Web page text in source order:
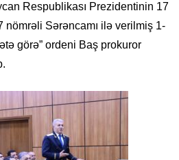
Respublikası Prezidentinin 17
nömrəli Sərəncamı ilə verilmiş 1-
görə” ordeni Baş prokuror